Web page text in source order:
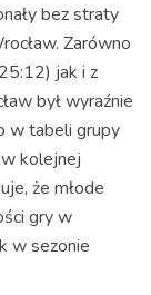
bez straty
Zarówno
jak i z
był wyraźnie
w tabeli grupy
kolejnej
że młode
gry w
w sezonie